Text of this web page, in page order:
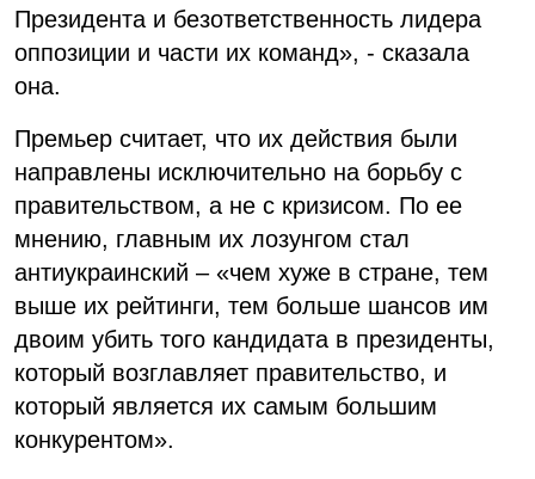
Президента и безответственность лидера
оппозиции и части их команд», - сказала
она.
Премьер считает, что их действия были
направлены исключительно на борьбу с
правительством, а не с кризисом. По ее
мнению, главным их лозунгом стал
антиукраинский – «чем хуже в стране, тем
выше их рейтинги, тем больше шансов им
двоим убить того кандидата в президенты,
который возглавляет правительство, и
который является их самым большим
конкурентом».